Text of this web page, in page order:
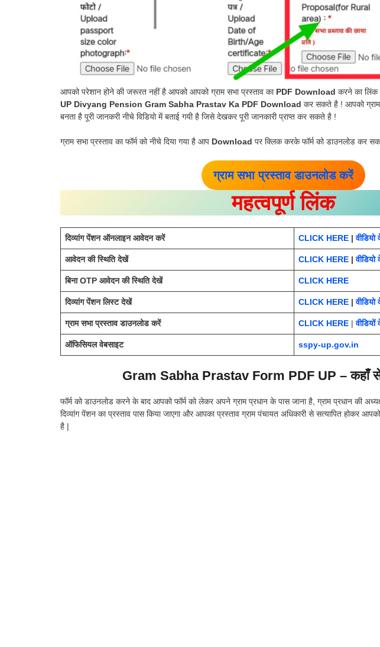
आपको परेशान होने की जरूरत नहीं है आपको आपको ग्राम सभा प्रस्ताव का PDF Download करने का लिंक
UP Divyang Pension Gram Sabha Prastav Ka PDF Download कर सकते है ! आपको ग्राम
बनता है पूरी जानकरी नीचे विडियो में बताई गयी है जिसे देखकर पूरी जानकारी प्राप्त कर सकते है !
ग्राम सभा प्रस्ताव का फॉर्म को नीचे दिया गया है आप Download पर क्लिक करके फॉर्म को डाउनलोड कर
ग्राम सभा प्रस्ताव डाउनलोड करें
महत्वपूर्ण लिंक
दिव्यांग पेंशन ऑनलाइन आवेदन करें CLICK HERE |
आवेदन की स्थिति देखें CLICK HERE |
बिना OTP आवेदन की स्थिति देखें CLICK HERE
दिव्यांग पेंशन लिस्ट देखें CLICK HERE |वीडियो
ग्राम सभा प्रस्ताव डाउनलोड करें CLICK HERE |
ऑफिसियल वेबसाइट sspy-up.gov.in
Gram Sabha Prastav Form PDF UP – कहाँ से
फॉर्म को डाउनलोड करने के बाद आपको फॉर्म को लेकर अपने ग्राम प्रधान के पास जाना है, ग्राम प्रधान की
दिव्यांग पेंशन का प्रस्ताव पास किया जाएगा और आपका प्रस्ताव ग्राम पंचायत अधिकारी से सत्यापित होकर
है |